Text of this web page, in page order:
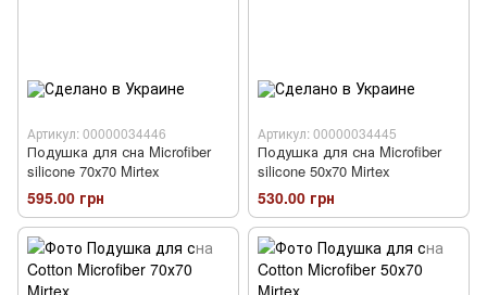
Артикул: 00000034446
Подушка для сна Microfiber
silicone 70х70 Mirtex
595.00 грн
Артикул: 00000034445
Подушка для сна Microfiber
silicone 50х70 Mirtex
530.00 грн